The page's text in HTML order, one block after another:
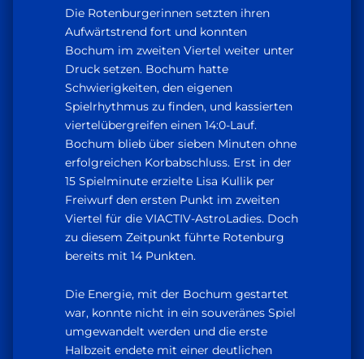
Die Rotenburgerinnen setzten ihren
Aufwärtstrend fort und konnten
Bochum im zweiten Viertel weiter unter
Druck setzen. Bochum hatte
Schwierigkeiten, den eigenen
Spielrhythmus zu finden, und kassierten
viertelübergreifen einen 14:0-Lauf.
Bochum blieb über sieben Minuten ohne
erfolgreichen Korbabschluss. Erst in der
15 Spielminute erzielte Lisa Kullik per
Freiwurf den ersten Punkt im zweiten
Viertel für die VIACTIV-AstroLadies. Doch
zu diesem Zeitpunkt führte Rotenburg
bereits mit 14 Punkten.
Die Energie, mit der Bochum gestartet
war, konnte nicht in ein souveränes Spiel
umgewandelt werden und die erste
Halbzeit endete mit einer deutlichen